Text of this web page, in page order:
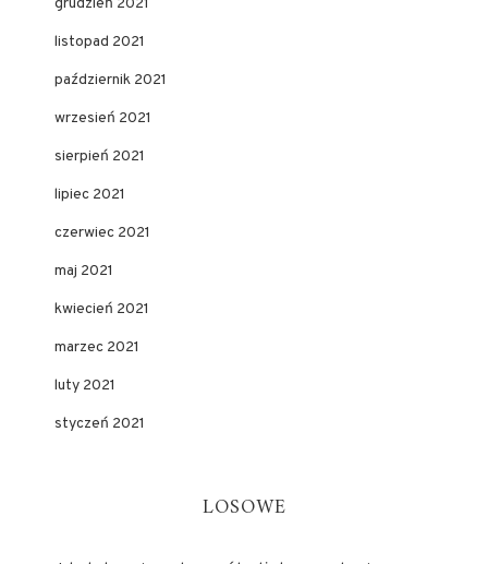
grudzień 2021
listopad 2021
październik 2021
wrzesień 2021
sierpień 2021
lipiec 2021
czerwiec 2021
maj 2021
kwiecień 2021
marzec 2021
luty 2021
styczeń 2021
LOSOWE